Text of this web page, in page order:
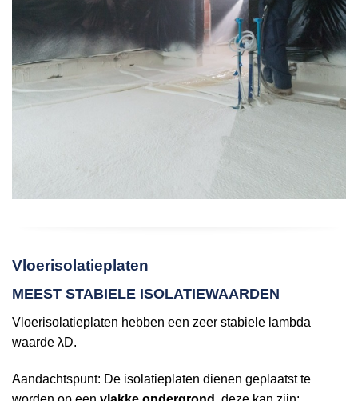
Vloerisolatieplaten
MEEST STABIELE ISOLATIEWAARDEN
Vloerisolatieplaten hebben een zeer stabiele lambda
waarde λD.
Aandachtspunt: De isolatieplaten dienen geplaatst te